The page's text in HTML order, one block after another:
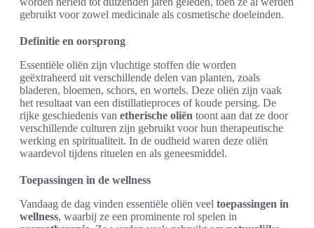
gebruikt voor zowel medicinale als cosmetische doeleinden.
Definitie en oorsprong
Essentiële oliën zijn vluchtige stoffen die worden
geëxtraheerd uit verschillende delen van planten, zoals
bladeren, bloemen, schors, en wortels. Deze oliën zijn vaak
het resultaat van een distillatieproces of koude persing. De
rijke geschiedenis van etherische oliën toont aan dat ze door
verschillende culturen zijn gebruikt voor hun therapeutische
werking en spiritualiteit. In de oudheid waren deze oliën
waardevol tijdens rituelen en als geneesmiddel.
Toepassingen in de wellness
Vandaag de dag vinden essentiële oliën veel toepassingen in
wellness, waarbij ze een prominente rol spelen in